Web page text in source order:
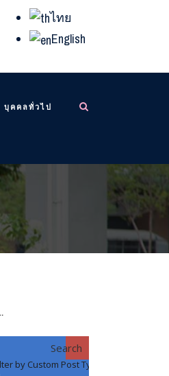
ไทย
English
บุคคลทั่วไป
Search
by Custom Post Type